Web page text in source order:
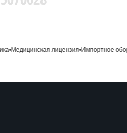
•Медицинская лицензия•Импортное